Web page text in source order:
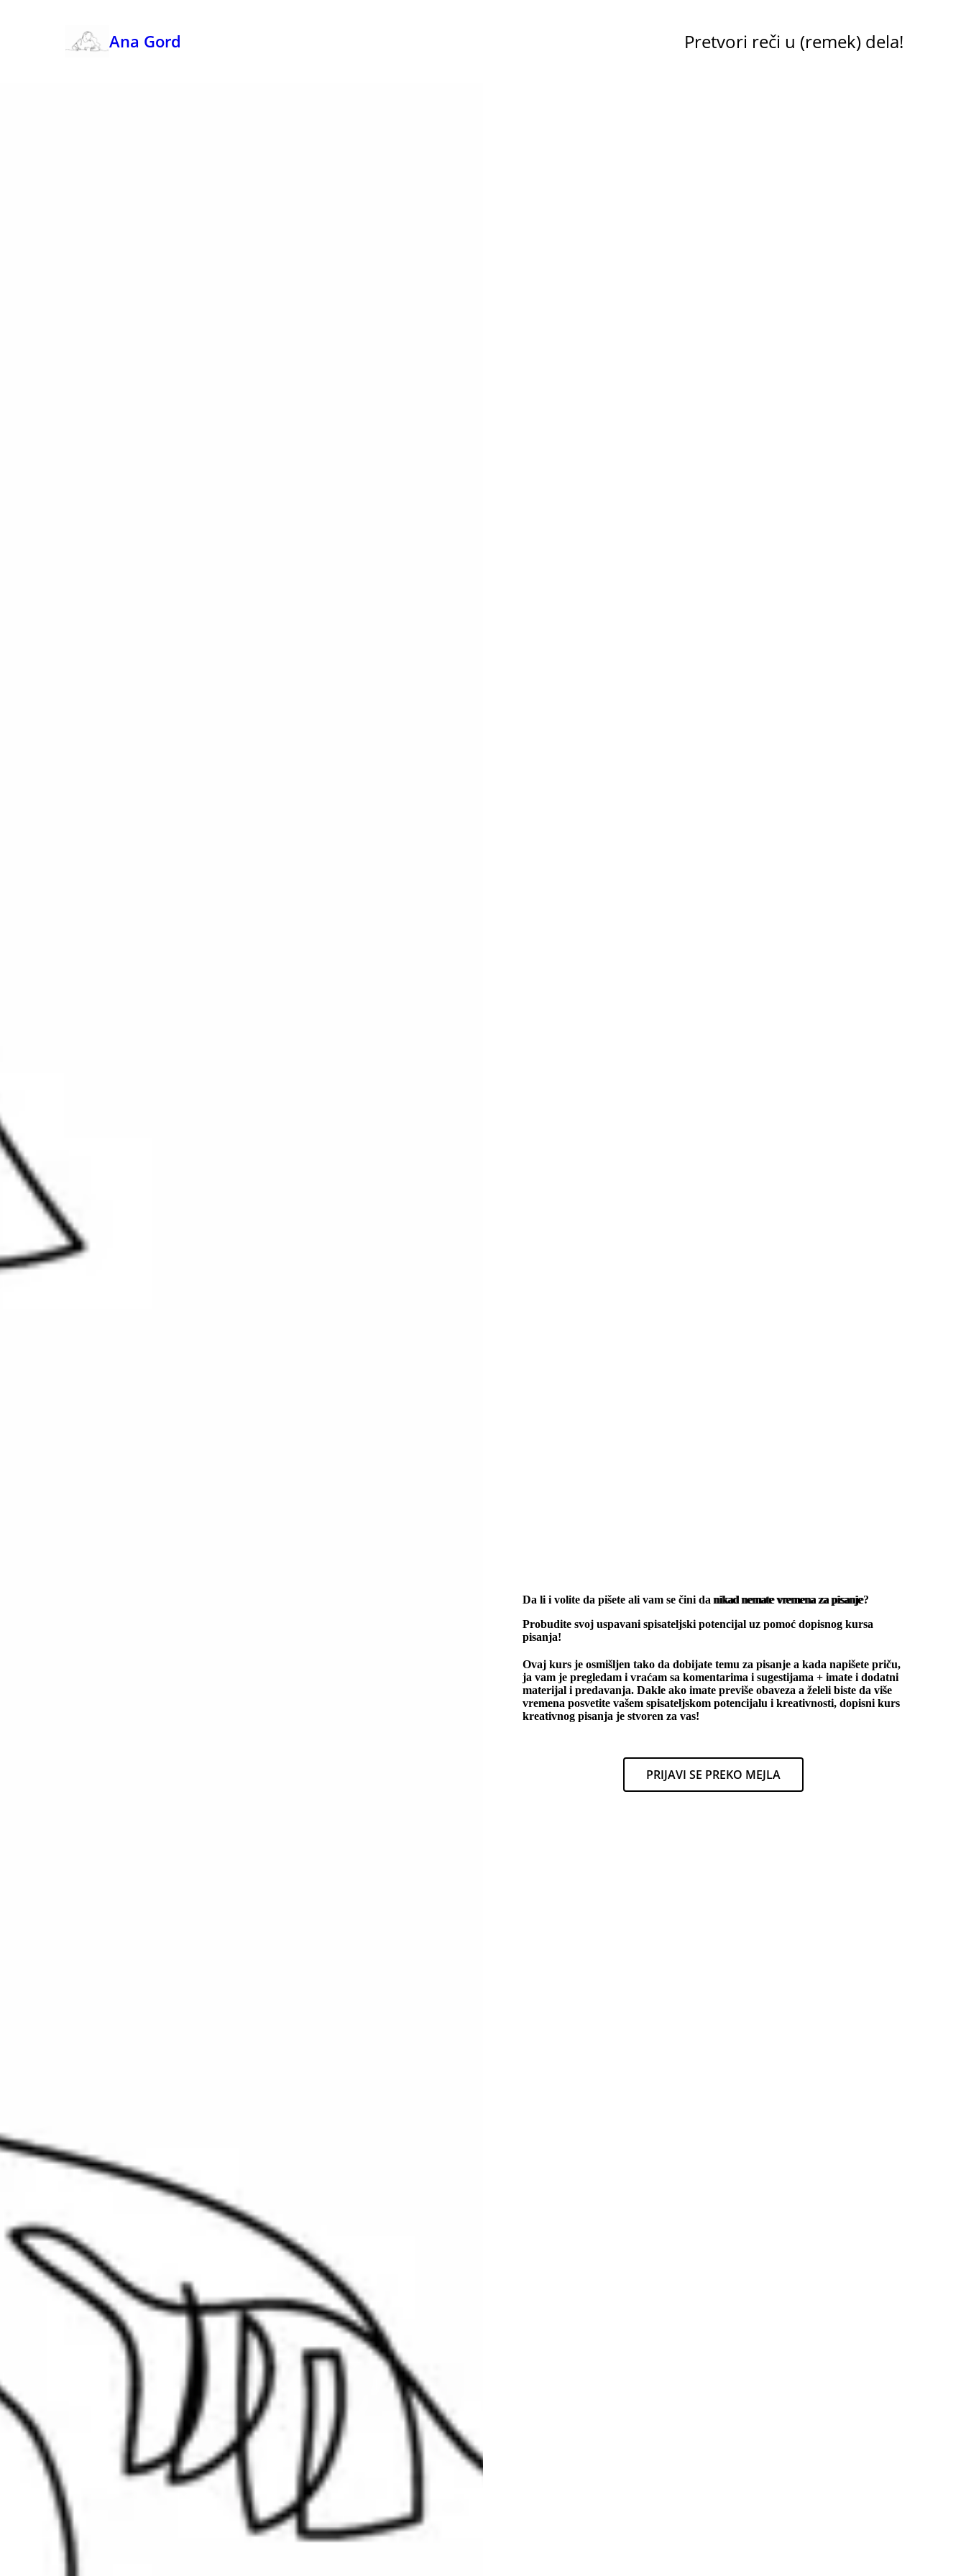
Ana Gord Pretvori reči u (remek) dela!
Da li i volite da pišete ali vam se čini danikad nemate vremena za pisanje?
Probudite svoj uspavani spisateljski potencijal uz pomoć dopisnog kursa
pisanja!
Ovaj kurs je osmišljen tako da dobijate temu za pisanje a kada napišete priču,
ja vam je pregledam i vraćam sa komentarima i sugestijama + imate i dodatni
materijal i predavanja. Dakle ako imate previše obaveza a želeli biste da više
vremena posvetite vašem spisateljskom potencijalu i kreativnosti, dopisni kurs
kreativnog pisanja je stvoren za vas!
PRIJAVI SE PREKO MEJLA